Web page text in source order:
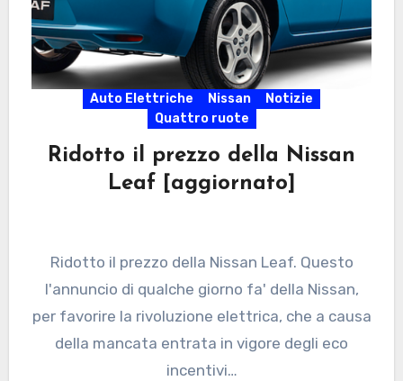
Auto Elettriche Nissan
Notizie
Quattro ruote
Ridotto il prezzo della Nissan
Leaf [aggiornato]
Ridotto il prezzo della Nissan Leaf. Questo
l'annuncio di qualche giorno fa' della Nissan,
per favorire la rivoluzione elettrica, che a causa
della mancata entrata in vigore degli eco
incentivi…